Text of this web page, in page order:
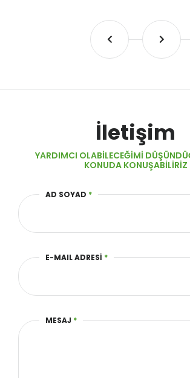
İletişim
YARDIMCI OLABILECEĞIMI
KONUDA KONUŞABILIRIZ
AD SOYAD *
E-MAIL ADRESİ *
MESAJ *